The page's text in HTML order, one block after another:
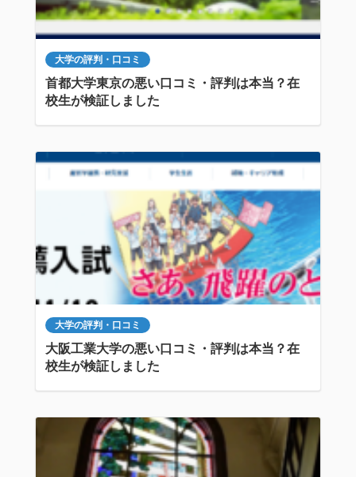
大学の評判・口コミ
首都大学東京の悪い口コミ・評判は本当？在
校生が検証しました
大学の評判・口コミ
大阪工業大学の悪い口コミ・評判は本当？在
校生が検証しました